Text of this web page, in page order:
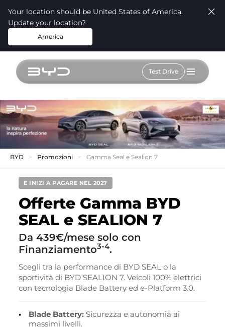
Your location should be United States of America.
Update your location?
America
Test Drive
BYD Promozioni Gamma Seal e Sealion 7
E INIZI A PAGARE NEL 2027
Offerte Gamma BYD
SEAL e SEALION 7
Da 439€/mese solo con
Finanziamento3-4.
Scegli tra la performance di BYD SEAL o la
sportività di BYD SEALION 7. Veicoli 100% elettrici
con tecnologia Blade Battery ed e-Platform 3.0.
Blade Battery: Sicurezza e autonomia ai
massimi livelli.